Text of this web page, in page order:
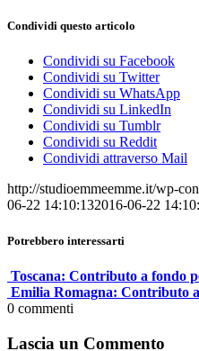
Condividi questo articolo
Condividi su Facebook
Condividi su Twitter
Condividi su WhatsApp
Condividi su LinkedIn
Condividi su Tumblr
Condividi su Reddit
Condividi attraverso Mail
http://studioemmeemme.it/wp-
06-22 14:10:132016-06-22
Potrebbero interessarti
Toscana: Contributo a fondo
Emilia Romagna: Contributo
0 commenti
Lascia un Commento